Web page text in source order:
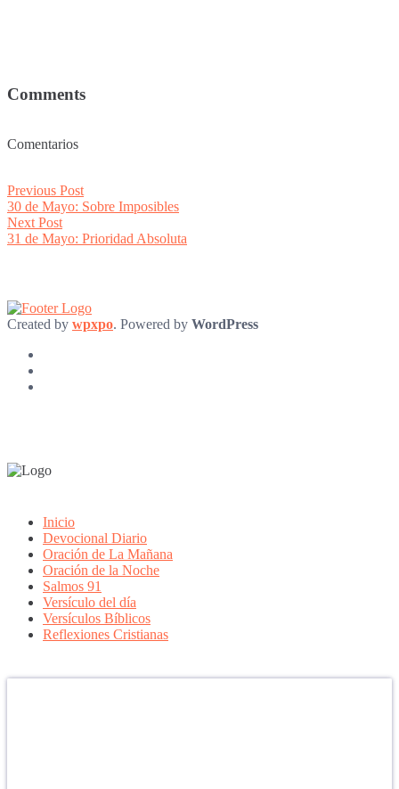
Comments
Comentarios
Post
navigation
Previous PostPrevious
post:
30 de Mayo: Sobre Imposibles
Next PostNext
post:
31 de Mayo: Prioridad Absoluta
Created by wpxpo. Powered by WordPress
Inicio
Devocional Diario
Oración de La Mañana
Oración de la Noche
Salmos 91
Versículo del día
Versículos Bíblicos
Reflexiones Cristianas